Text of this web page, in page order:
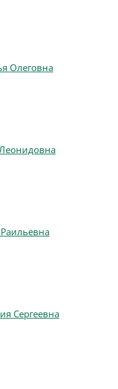
Олеговна
Сергеевна